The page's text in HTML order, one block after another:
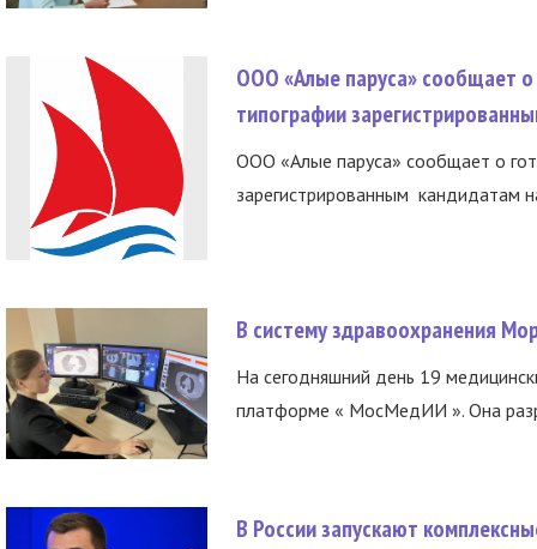
ООО «Алые паруса» сообщает о
типографии
ООО «Алые паруса» сообщает о
зарегистрированным кандидатам
В систему здравоохранения
На сегодняшний день 19
платформе « МосМедИИ ». Она
В России запускают